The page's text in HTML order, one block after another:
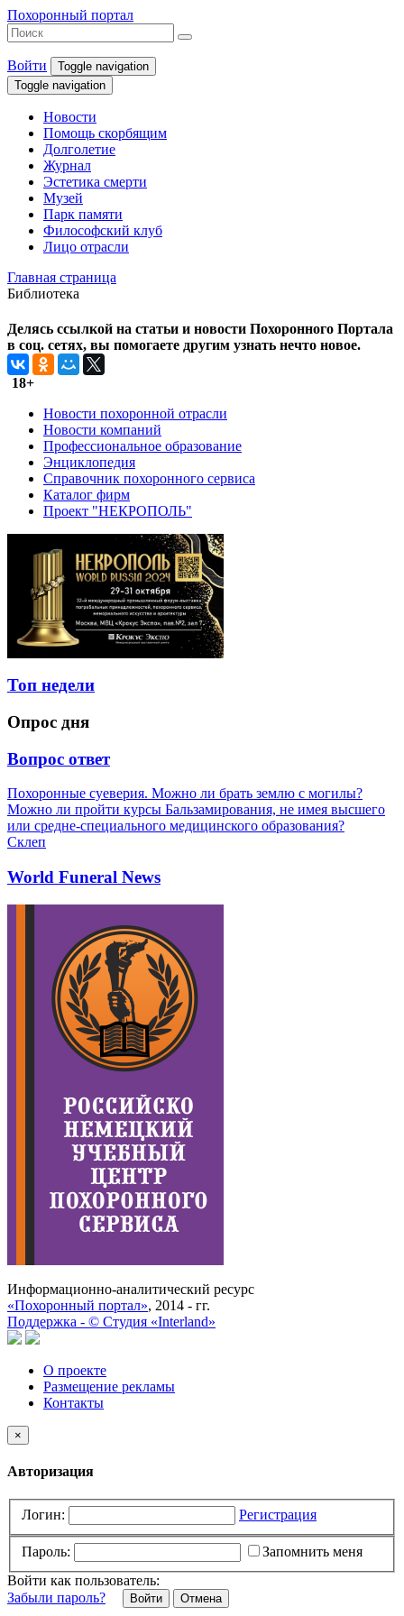
Похоронный портал
Войти
Toggle navigation
Toggle navigation
Новости
Помощь скорбящим
Долголетие
Журнал
Эстетика смерти
Музей
Парк памяти
Философский клуб
Лицо отрасли
Главная страница
Библиотека
Делясь ссылкой на статьи и новости Похоронного Портала
в соц. сетях, вы помогаете другим узнать нечто новое.
18+
Новости похоронной отрасли
Новости компаний
Профессиональное образование
Энциклопедия
Справочник похоронного сервиса
Каталог фирм
Проект "НЕКРОПОЛЬ"
Топ недели
Опрос дня
Вопрос ответ
Похоронные суеверия. Можно ли брать землю с могилы?
Можно ли пройти курсы Бальзамирования, не имея высшего
или средне-специального медицинского образования?
Склеп
World Funeral News
Информационно-аналитический ресурс
«Похоронный портал», 2014 - гг.
Поддержка - © Cтудия «Interland»
О проекте
Размещение рекламы
Контакты
×
Авторизация
Логин: Регистрация
Пароль:
Запомнить меня
Войти как пользователь:
Забыли пароль?
Отмена